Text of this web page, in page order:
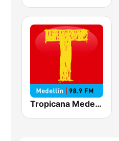
Tropicana Medellín